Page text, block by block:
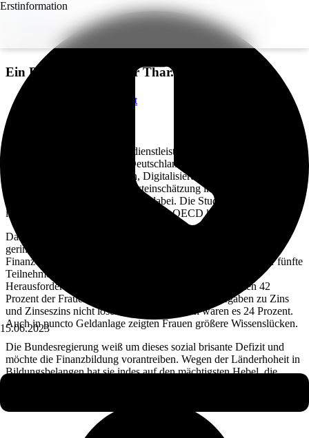
Finanzwissen der Deutschen hat Luft
nach oben
Ein Beitrag von Günter Thar.
Zurück zur Übersicht
15.06.2023
Die Bundesanstalt für Finanzdienstleistungsaufsicht (BaFin) ließ
rund 1.000 Erwachsenen in Deutschland jeweils zehn Fragen stellen
– darunter zu Zinsen, Inflation, Digitalisierung, Risiken von
Finanzprodukten und zur Selbsteinschätzung in Finanzfragen. Auch
einfache Rechenaufgaben waren dabei. Die Studie ist Teil einer
internationalen Erhebung, die von der OECD koordiniert wird.
Das Ergebnis zeigt, dass hierzulande insbesondere Menschen mit
geringem Bildungsgrad sowie Frauen und Senioren deutliche
Finanzwissenslücken zeigen. Insgesamt konnte nur rund jeder fünfte
Teilnehmer alle Fragen richtig beantworten. Die größte
Herausforderung stellte die Zinsrechnung dar. So konnten 42
Prozent der Frauen mindestens eine der beiden Aufgaben zu Zins
und Zinseszins nicht lösen, bei den Männern waren es 24 Prozent.
Auch in puncto Geldanlage zeigten Frauen größere Wissenslücken.
Die Bundesregierung weiß um dieses sozial brisante Defizit und
möchte die Finanzbildung vorantreiben. Wegen der Länderhoheit in
Bildungsbelangen hat sie indes auf den mächtigsten Hebel, die
Erstinformation